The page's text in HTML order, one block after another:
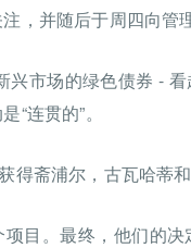
，并随后于周四向管
兴市场的绿色债券 -
“连贯的”。
得斋浦尔，古瓦哈蒂
目。最终，他们的